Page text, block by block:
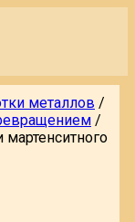
металлов /
/